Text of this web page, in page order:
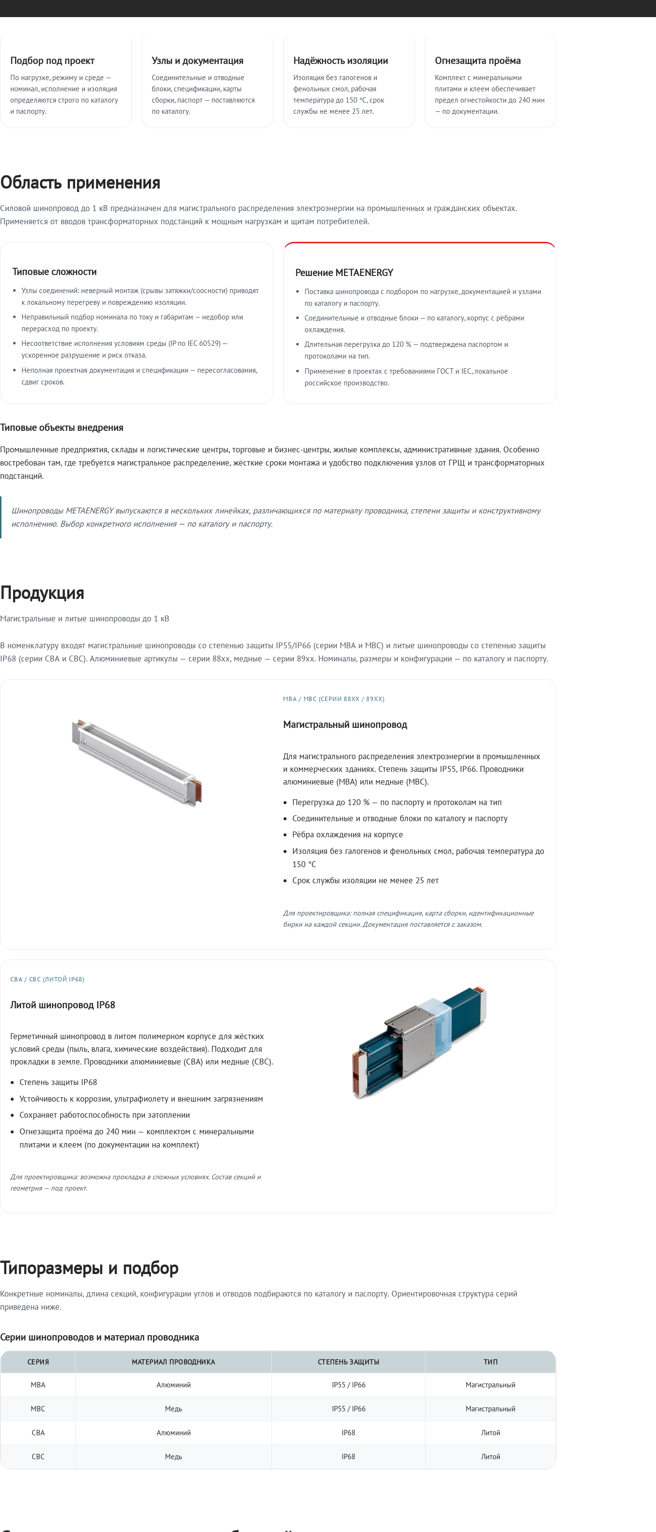
Подбор под проект
По нагрузке, режиму и среде —
номинал, исполнение и изоляция
определяются строго по каталогу
и паспорту.
Узлы и документация
Соединительные и отводные
блоки, спецификации, карты
сборки, паспорт — поставляются
по каталогу.
Надёжность изоляции
Изоляция без галогенов и
фенольных смол, рабочая
температура до 150 °C, срок
службы не менее 25 лет.
Огнезащита проёма
Комплект с минеральными
плитами и клеем обеспечивает
предел огнестойкости до 240 мин
— по документации.
Область применения
Силовой шинопровод до 1 кВ предназначен для магистрального распределения электроэнергии на промышленных и гражданских объектах.
Применяется от вводов трансформаторных подстанций к мощным нагрузкам и щитам потребителей.
Типовые сложности
Узлы соединений: неверный монтаж (срывы затяжки/соосности) приводят
к локальному перегреву и повреждению изоляции.
Неправильный подбор номинала по току и габаритам — недобор или
перерасход по проекту.
Несоответствие исполнения условиям среды (IP по IEC 60529) —
ускоренное разрушение и риск отказа.
Неполная проектная документация и спецификации — пересогласования,
сдвиг сроков.
Решение METAENERGY
Поставка шинопровода с подбором по нагрузке, документацией и узлами
по каталогу и паспорту.
Соединительные и отводные блоки — по каталогу, корпус с рёбрами
охлаждения.
Длительная перегрузка до 120 % — подтверждена паспортом и
протоколами на тип.
Применение в проектах с требованиями ГОСТ и IEC, локальное
российское производство.
Типовые объекты внедрения
Промышленные предприятия, склады и логистические центры, торговые и бизнес-центры, жилые комплексы, административные здания. Особенно
востребован там, где требуется магистральное распределение, жёсткие сроки монтажа и удобство подключения узлов от ГРЩ и трансформаторных
подстанций.
Шинопроводы METAENERGY выпускаются в нескольких линейках, различающихся по материалу проводника, степени защиты и конструктивному
исполнению. Выбор конкретного исполнения — по каталогу и паспорту.
Продукция
Магистральные и литые шинопроводы до 1 кВ
В номенклатуру входят магистральные шинопроводы со степенью защиты IP55/IP66 (серии МВА и МВС) и литые шинопроводы со степенью защиты
IP68 (серии СВА и СВС). Алюминиевые артикулы — серии 88xx, медные — серии 89xx. Номиналы, размеры и конфигурации — по каталогу и паспорту.
МВА / МВС (СЕРИИ 88XX / 89XX)
Магистральный шинопровод
Для магистрального распределения электроэнергии в промышленных
и коммерческих зданиях. Степень защиты IP55, IP66. Проводники
алюминиевые (МВА) или медные (МВС).
Перегрузка до 120 % — по паспорту и протоколам на тип
Соединительные и отводные блоки по каталогу и паспорту
Рёбра охлаждения на корпусе
Изоляция без галогенов и фенольных смол, рабочая температура до
150 °C
Срок службы изоляции не менее 25 лет
Для проектировщика: полная спецификация, карта сборки, идентификационные
бирки на каждой секции. Документация поставляется с заказом.
СВА / СВС (ЛИТОЙ IP68)
Литой шинопровод IP68
Герметичный шинопровод в литом полимерном корпусе для жёстких
условий среды (пыль, влага, химические воздействия). Подходит для
прокладки в земле. Проводники алюминиевые (СВА) или медные (СВС).
Степень защиты IP68
Устойчивость к коррозии, ультрафиолету и внешним загрязнениям
Сохраняет работоспособность при затоплении
Огнезащита проёма до 240 мин — комплектом с минеральными
плитами и клеем (по документации на комплект)
Для проектировщика: возможна прокладка в сложных условиях. Состав секций и
геометрия — под проект.
Типоразмеры и подбор
Конкретные номиналы, длина секций, конфигурации углов и отводов подбираются по каталогу и паспорту. Ориентировочная структура серий
приведена ниже.
Серии шинопроводов и материал проводника
СЕРИЯ МАТЕРИАЛ ПРОВОДНИКА СТЕПЕНЬ ЗАЩИТЫ ТИП
МВА Алюминий IP55 / IP66 Магистральный
МВС Медь IP55 / IP66 Магистральный
СВА Алюминий IP68 Литой
СВС Медь IP68 Литой